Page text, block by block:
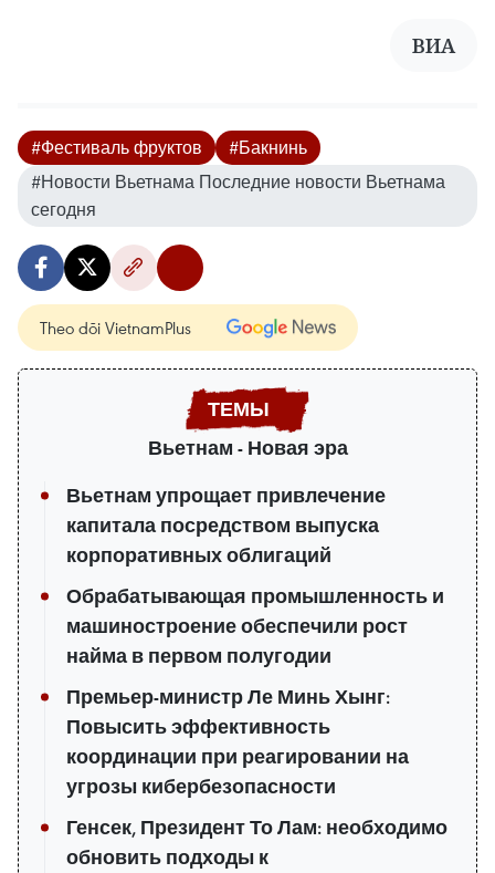
ВИА
#Фестиваль фруктов
#Бакнинь
#Новости Вьетнама Последние новости Вьетнама
сегодня
Theo dõi VietnamPlus
Вьетнам - Новая эра
Вьетнам упрощает привлечение
капитала посредством выпуска
корпоративных облигаций
Обрабатывающая промышленность и
машиностроение обеспечили рост
найма в первом полугодии
Премьер-министр Ле Минь Хынг:
Повысить эффективность
координации при реагировании на
угрозы кибербезопасности
Генсек, Президент То Лам: необходимо
обновить подходы к